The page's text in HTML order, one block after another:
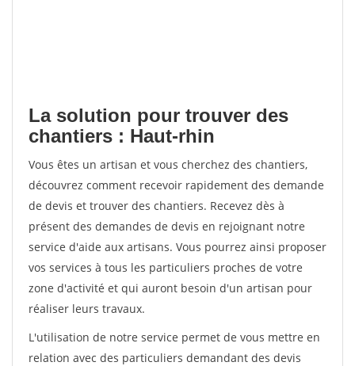
La solution pour trouver des
chantiers : Haut-rhin
Vous êtes un artisan et vous cherchez des chantiers,
découvrez comment recevoir rapidement des demande
de devis et trouver des chantiers. Recevez dès à
présent des demandes de devis en rejoignant notre
service d'aide aux artisans. Vous pourrez ainsi proposer
vos services à tous les particuliers proches de votre
zone d'activité et qui auront besoin d'un artisan pour
réaliser leurs travaux.
L'utilisation de notre service permet de vous mettre en
relation avec des particuliers demandant des devis